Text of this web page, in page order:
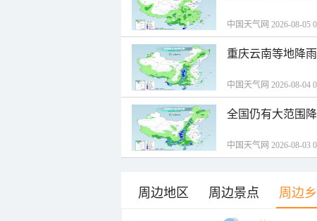
中国天气网 2026-08-05
重庆云南等地降
中国天气网 2026-08-04
全国仍有大范围
中国天气网 2026-08-03
周边地区 周边景点 周边